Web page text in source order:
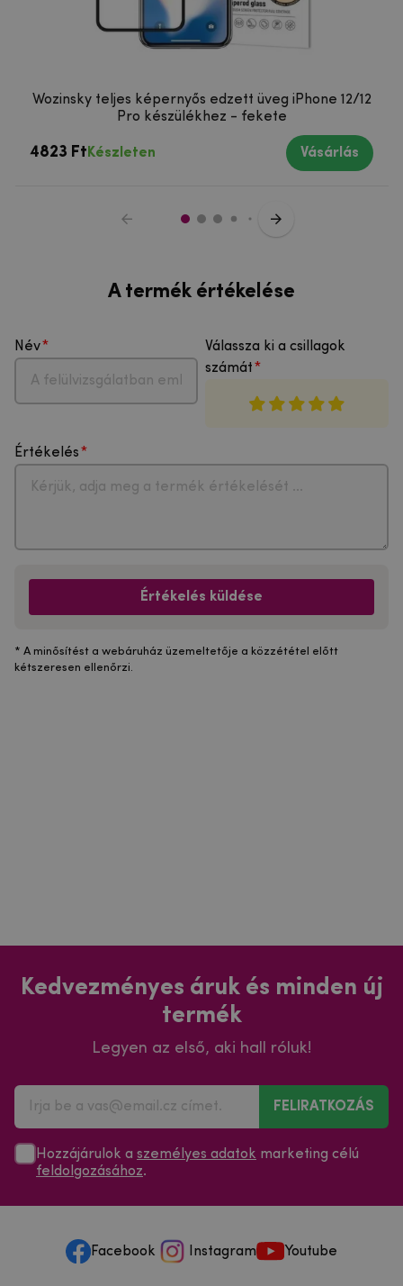
Wozinsky teljes képernyős edzett üveg iPhone 12/12
Pro készülékhez - fekete
4823 Ft Készleten Vásárlás
A termék értékelése
Név
Válassza ki a csillagok
számát
Értékelés
Értékelés küldése
* A minősítést a webáruház üzemeltetője a közzététel előtt
kétszeresen ellenőrzi.
Kedvezményes áruk és minden új
termék
Legyen az első, aki hall róluk!
FELIRATKOZÁS
Hozzájárulok a személyes adatok marketing célú
feldolgozásához.
Facebook Instagram Youtube